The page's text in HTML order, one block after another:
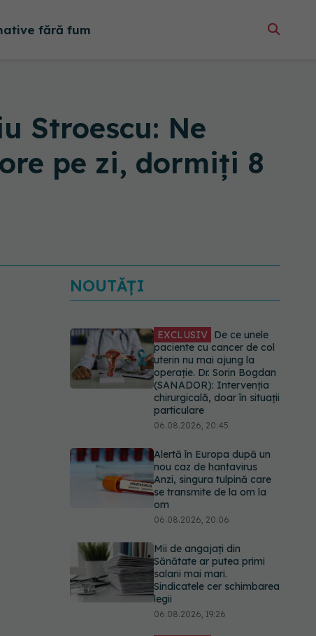
fără fum
Stroescu: Ne
pe zi, dormiți 8
NOUTĂȚI
EXCLUSIV De ce unele
paciente cu cancer de col
uterin nu mai ajung la
operație. Dr. Sorin Bogdan
(SANADOR): Intervenția
chirurgicală, doar în situații
particulare
06.08.2026, 20:45
Alertă în Europa după un
nou caz de hantavirus
Anzi, singura tulpină care
se transmite de la om la
om
06.08.2026, 20:06
Mii de angajați din
Sănătate ar putea primi
salarii mai mari.
Sindicatele cer schimbarea
legii
06.08.2026, 19:26